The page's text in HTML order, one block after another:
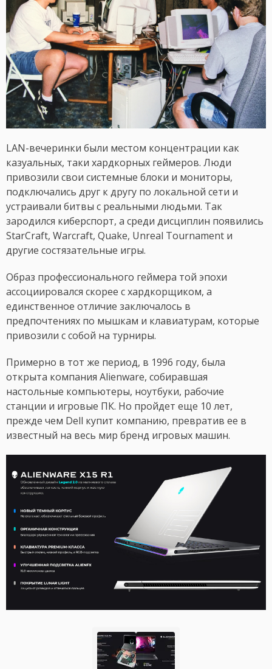
LAN-вечеринки были местом концентрации как
казуальных, таки хардкорных геймеров. Люди
привозили свои системные блоки и мониторы,
подключались друг к другу по локальной сети и
устраивали битвы с реальными людьми. Так
зародился киберспорт, а среди дисциплин появились
StarCraft, Warcraft, Quake, Unreal Tournament и
другие состязательные игры.
Образ профессионального геймера той эпохи
ассоциировался скорее с хардкорщиком, а
единственное отличие заключалось в
предпочтениях по мышкам и клавиатурам, которые
привозили с собой на турниры.
Примерно в тот же период, в 1996 году, была
открыта компания Alienware, собиравшая
настольные компьютеры, ноутбуки, рабочие
станции и игровые ПК. Но пройдет еще 10 лет,
прежде чем Dell купит компанию, превратив ее в
известный на весь мир бренд игровых машин.